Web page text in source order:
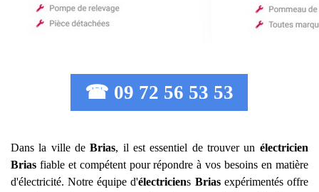
☎ 09 72 56 53 53
Dans la ville deBrias, il est essentiel de trouver un électricien
Brias fiable et compétent pour répondre à vos besoins en matière
d'électricité. Notre équipe d'électriciens Briasexpérimentés offre